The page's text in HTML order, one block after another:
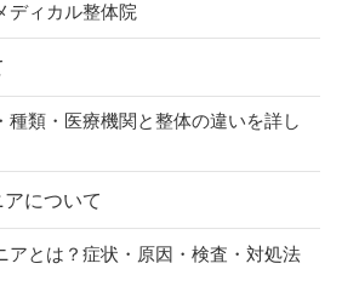
ディカル整体院
種類・医療機関と整体の違いを詳し
について
アとは？症状・原因・検査・対処法